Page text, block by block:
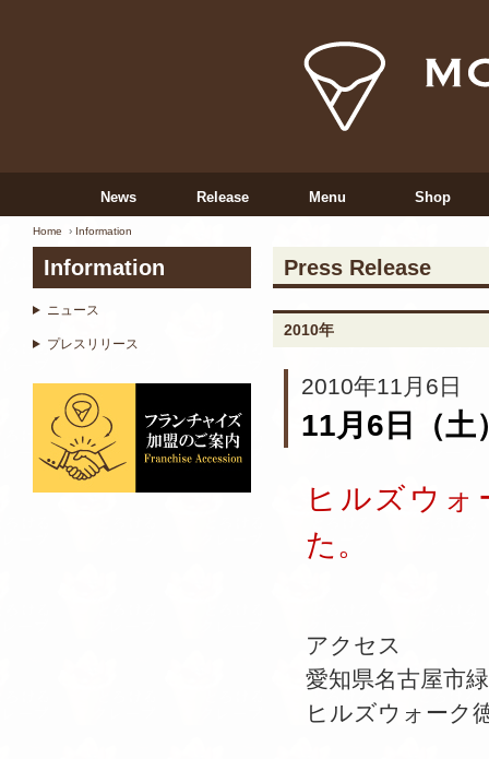
News Release Menu Shop
Home Information
Information
ニュース
プレスリリース
Press Release
2010年
2010年11月6日
11月6日（土
ヒルズウォ
た。
アクセス
愛知県名古屋市
ヒルズウォーク